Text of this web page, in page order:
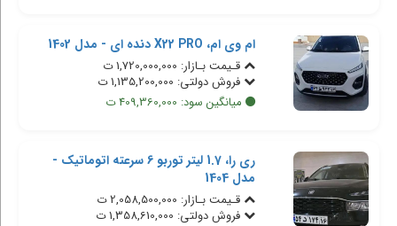
ام وی ام، X22 PRO دنده ای - مدل 1402
قـیمت بـازار: 1,720,000,000 ت
فروش دولتی: 1,135,200,000 ت
میانگین سود: 409,360,000 ت
ری را، 1.7 لیتر توربو 6 سرعته اتوماتیک -
مدل 1404
قـیمت بـازار: 2,058,500,000 ت
فروش دولتی: 1,358,610,000 ت